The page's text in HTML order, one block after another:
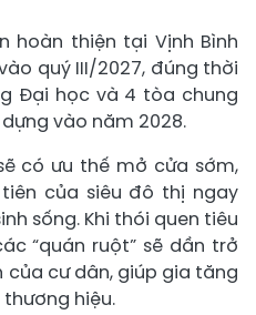
hoàn thiện tại Vịnh Bình
quý III/2027, đúng thời
Đại học và 4 tòa chung
vào năm 2028.
có ưu thế mở cửa sớm,
của siêu đô thị ngay
sống. Khi thói quen tiêu
“quán ruột” sẽ dần trở
cư dân, giúp gia tăng
hiệu.